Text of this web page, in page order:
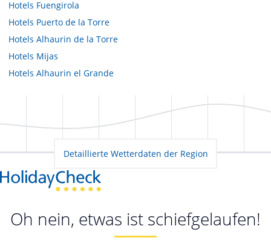
Hotels Fuengirola
Hotels Puerto de la Torre
Hotels Alhaurin de la Torre
Hotels Mijas
Hotels Alhaurin el Grande
Detaillierte Wetterdaten der Region
Oh nein, etwas ist schiefgelaufen!